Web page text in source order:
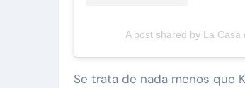
A post shared by La
Se trata de nada menos que